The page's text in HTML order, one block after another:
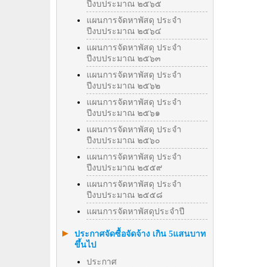
ปีงบประมาณ ๒๕๖๕
แผนการจัดหาพัสดุ ประจำ
ปีงบประมาณ ๒๕๖๔
แผนการจัดหาพัสดุ ประจำ
ปีงบประมาณ ๒๕๖๓
แผนการจัดหาพัสดุ ประจำ
ปีงบประมาณ ๒๕๖๒
แผนการจัดหาพัสดุ ประจำ
ปีงบประมาณ ๒๕๖๑
แผนการจัดหาพัสดุ ประจำ
ปีงบประมาณ ๒๕๖๐
แผนการจัดหาพัสดุ ประจำ
ปีงบประมาณ ๒๕๕๙
แผนการจัดหาพัสดุ ประจำ
ปีงบประมาณ ๒๕๕๘
แผนการจัดหาพัสดุประจำปี
ประกาศจัดซื้อจัดจ้าง เกิน 5แสนบาท
ขึ้นไป
ประกาศ